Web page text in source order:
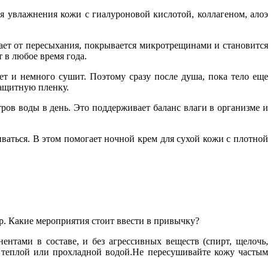
кожи с гиалуроновой кислотой, коллагеном, алоэ
от пересыхания, покрывается микротрещинами и становится
в любое время года.
и немного сушит. Поэтому сразу после душа, пока тело еще
пленку.
воды в день. Это поддерживает баланс влаги в организме и
В этом помогает ночной крем для сухой кожи с плотной
Какие мероприятия стоит ввести в привычку?
в составе, и без агрессивных веществ (спирт, щелочь,
или прохладной водой.Не пересушивайте кожу частым